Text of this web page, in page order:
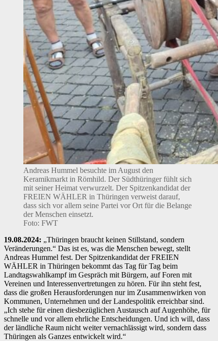
Andreas Hummel besuchte im August den
Keramikmarkt in Römhild. Der Südthüringer fühlt sich
mit seiner Heimat verwurzelt. Der Spitzenkandidat der
FREIEN WÄHLER in Thüringen verweist darauf,
dass sich vor allem seine Partei vor Ort für die Belange
der Menschen einsetzt.
Foto: FWT
19.08.2024: „Thüringen braucht keinen Stillstand, sondern
Veränderungen.“ Das ist es, was die Menschen bewegt, stellt
Andreas Hummel fest. Der Spitzenkandidat der FREIEN
WÄHLER in Thüringen bekommt das Tag für Tag beim
Landtagswahlkampf im Gespräch mit Bürgern, auf Foren mit
Vereinen und Interessenvertretungen zu hören. Für ihn steht fest,
dass die großen Herausforderungen nur im Zusammenwirken von
Kommunen, Unternehmen und der Landespolitik erreichbar sind.
„Ich stehe für einen diesbezüglichen Austausch auf Augenhöhe, für
schnelle und vor allem ehrliche Entscheidungen. Und ich will, dass
der ländliche Raum nicht weiter vernachlässigt wird, sondern dass
Thüringen als Ganzes entwickelt wird.“